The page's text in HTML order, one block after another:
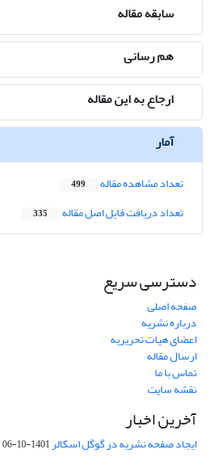
سابقه مقاله
هم رسانی
ارجاع به این مقاله
آمار
تعداد مشاهده مقاله 499
تعداد دریافت فایل اصل مقاله 335
دسترسی سریع
صفحه اصلی
درباره نشریه
اعضای هیات تحریریه
ارسال مقاله
تماس با ما
نقشه سایت
آخرین اخبار
ایجاد صفحه نشریه در گوگل اسکالر1401-10-06